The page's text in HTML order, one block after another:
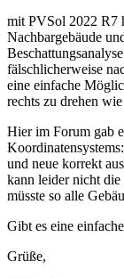
mit PVSol 2022 R7
Nachbargebäude
fälschlicherweise
eine einfache
rechts zu drehen
Hier im Forum gab
und neue korrekt
kann leider nicht
müsste so alle
Gibt es eine
Grüße,